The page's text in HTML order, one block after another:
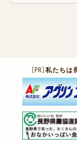
［PR］私たちは